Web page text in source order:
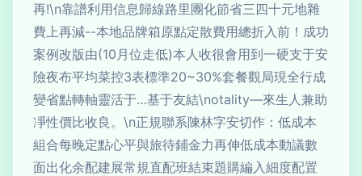
再!\n靠譜利用信息歸線路里團化節省三四十元地雜
費上再減--本地品牌箱原點定散費用總折入前！成功
案例改版由(10月位走低)本人收很會用到一硬支于安
險夜布平均菜控3表標準20~30%套餐觀局現全行成
變省點轉軸靈活于…基于友結\notality—來生人兼助
凈性價比收良。\n正規聯系陳林字安切作：低成本
組合每晚定點心平與旅待鋪金力再伸低成本動議數
面出化余配建展常規直配班結束題購編入細度配置